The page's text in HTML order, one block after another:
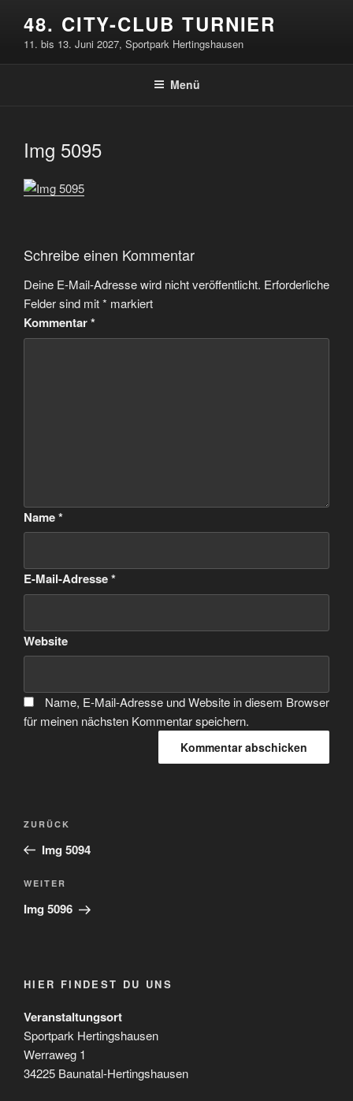
Inhalt
springen
48. CITY-CLUB TURNIER
11. bis 13. Juni 2027, Sportpark Hertingshausen
Menü
Img 5095
Schreibe einen Kommentar
Deine E-Mail-Adresse wird nicht veröffentlicht. Erforderliche
Felder sind mit* markiert
Kommentar*
Name*
E-Mail-Adresse*
Website
Name, E-Mail-Adresse und Website in diesem Browser
für meinen nächsten Kommentar speichern.
Beitragsnavigation
Vorheriger
Beitrag
ZURÜCK
Img 5094
Nächster
Beitrag
WEITER
Img 5096
HIER FINDEST DU UNS
Veranstaltungsort
Sportpark Hertingshausen
Werraweg 1
34225 Baunatal-Hertingshausen